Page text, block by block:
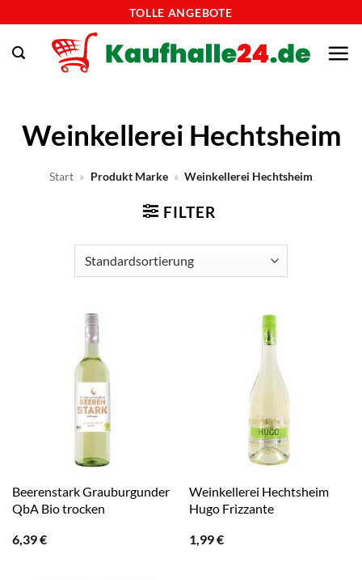
springen
TOLLE ANGEBOTE
Weinkellerei Hechtsheim
Start » Produkt Marke » Weinkellerei Hechtsheim
FILTER
Beerenstark Grauburgunder
QbA Bio trocken
6,39€
Weinkellerei Hechtsheim
Hugo Frizzante
1,99€